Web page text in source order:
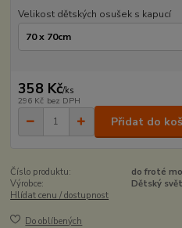
Velikost dětských osušek s kapucí
358 Kč/ks
296 Kč bez DPH
Přidat do
Číslo produktu:
do froté
Výrobce:
Dětský svět
Hlídat cenu / dostupnost
Do oblíbených